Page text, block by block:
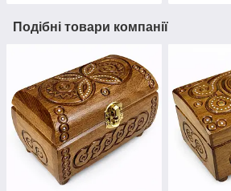
Подібні товари компанії